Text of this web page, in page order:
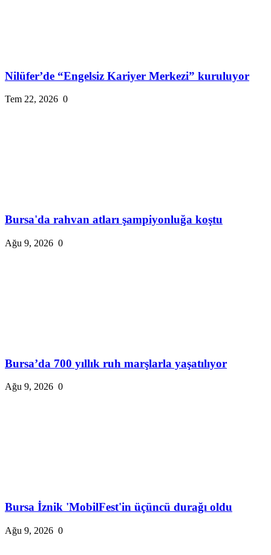
Nilüfer’de “Engelsiz Kariyer Merkezi” kuruluyor
Tem 22, 2026 0
Bursa'da rahvan atları şampiyonluğa koştu
Ağu 9, 2026 0
Bursa’da 700 yıllık ruh marşlarla yaşatılıyor
Ağu 9, 2026 0
Bursa İznik 'MobilFest'in üçüncü durağı oldu
Ağu 9, 2026 0